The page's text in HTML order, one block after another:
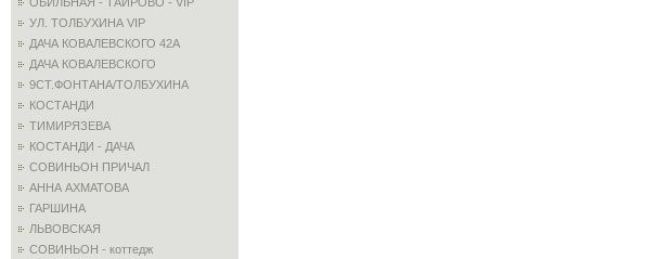
УЛ. ТОЛБУХИНА VIP
ДАЧА КОВАЛЕВСКОГО 42А
ДАЧА КОВАЛЕВСКОГО
9СТ.ФОНТАНА/ТОЛБУХИНА
КОСТАНДИ
ТИМИРЯЗЕВА
КОСТАНДИ - ДАЧА
СОВИНЬОН ПРИЧАЛ
АННА АХМАТОВА
ГАРШИНА
ЛЬВОВСКАЯ
СОВИНЬОН - коттедж